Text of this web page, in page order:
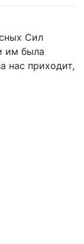
Сил
им была
нас приходит,